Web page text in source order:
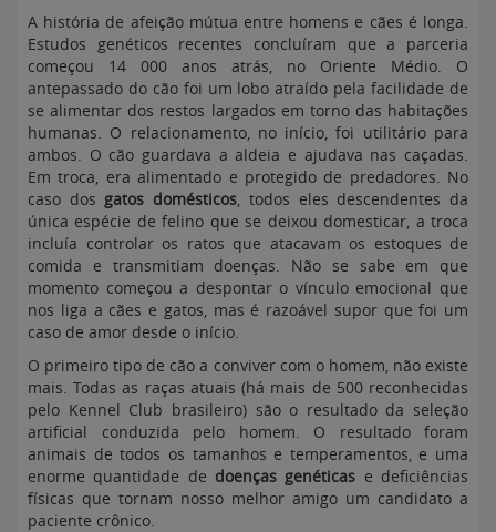
A história de afeição mútua entre homens e cães é longa.
Estudos genéticos recentes concluíram que a parceria
começou 14 000 anos atrás, no Oriente Médio. O
antepassado do cão foi um lobo atraído pela facilidade de
se alimentar dos restos largados em torno das habitações
humanas. O relacionamento, no início, foi utilitário para
ambos. O cão guardava a aldeia e ajudava nas caçadas.
Em troca, era alimentado e protegido de predadores. No
caso dos gatos domésticos, todos eles descendentes da
única espécie de felino que se deixou domesticar, a troca
incluía controlar os ratos que atacavam os estoques de
comida e transmitiam doenças. Não se sabe em que
momento começou a despontar o vínculo emocional que
nos liga a cães e gatos, mas é razoável supor que foi um
caso de amor desde o início.
O primeiro tipo de cão a conviver com o homem, não existe
mais. Todas as raças atuais (há mais de 500 reconhecidas
pelo Kennel Club brasileiro) são o resultado da seleção
artificial conduzida pelo homem. O resultado foram
animais de todos os tamanhos e temperamentos, e uma
enorme quantidade de doenças genéticas e deficiências
físicas que tornam nosso melhor amigo um candidato a
paciente crônico.